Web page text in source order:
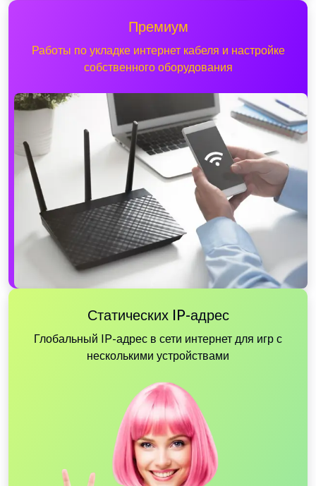
Премиум
Работы по укладке интернет кабеля и настройке
собственного оборудования
Статических IP-адрес
Глобальный IP-адрес в сети интернет для игр с
несколькими устройствами